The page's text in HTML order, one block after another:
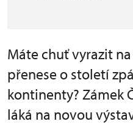
Máte chuť vyrazit
přenese o století
kontinenty? Zámek
láká na novou